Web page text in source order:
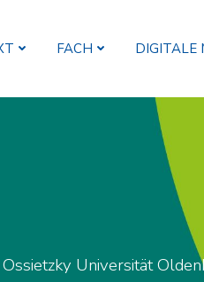
FACH DIGITALE
Universität